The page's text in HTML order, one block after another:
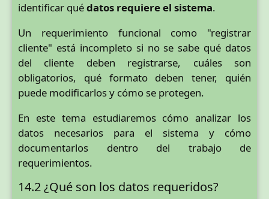
identificar quédatos requiere el sistema.
Un requerimiento funcional como "registrar
cliente" está incompleto si no se sabe qué datos
del cliente deben registrarse, cuáles son
obligatorios, qué formato deben tener, quién
puede modificarlos y cómo se protegen.
En este tema estudiaremos cómo analizar los
datos necesarios para el sistema y cómo
documentarlos dentro del trabajo de
requerimientos.
14.2 ¿Qué son los datos requeridos?